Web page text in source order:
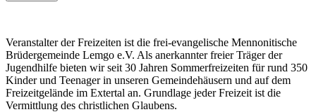
Veranstalter der Freizeiten ist die frei-evangelische Mennonitische
Brüdergemeinde Lemgo e.V. Als anerkannter freier Träger der
Jugendhilfe bieten wir seit 30 Jahren Sommerfreizeiten für rund 350
Kinder und Teenager in unseren Gemeindehäusern und auf dem
Freizeitgelände im Extertal an. Grundlage jeder Freizeit ist die
Vermittlung des christlichen Glaubens.